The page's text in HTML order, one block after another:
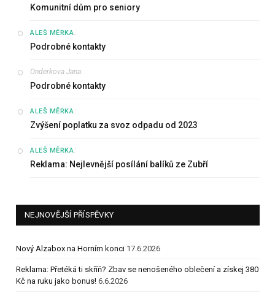
Komunitní dům pro seniory
ALEŠ MĚRKA:
Podrobné kontakty
Onderkova Jana:
Podrobné kontakty
ALEŠ MĚRKA:
Zvýšení poplatku za svoz odpadu od 2023
ALEŠ MĚRKA:
Reklama: Nejlevnější posílání balíků ze Zubří
NEJNOVĚJŠÍ PŘÍSPĚVKY
Nový Alzabox na Horním konci 17.6.2026
Reklama: Přetéká ti skříň? Zbav se nenošeného oblečení a získej 380
Kč na ruku jako bonus! 6.6.2026